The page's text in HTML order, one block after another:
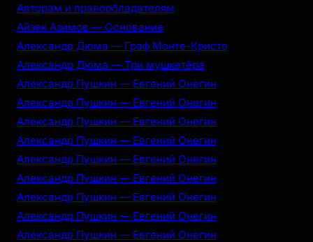
Авторам и правообладателям
Айзек Азимов — Основание
Александр Дюма — Граф Монте-Кристо
Александр Дюма — Три мушкетёра
Александр Пушкин — Евгений Онегин
Александр Пушкин — Евгений Онегин
Александр Пушкин — Евгений Онегин
Александр Пушкин — Евгений Онегин
Александр Пушкин — Евгений Онегин
Александр Пушкин — Евгений Онегин
Александр Пушкин — Евгений Онегин
Александр Пушкин — Евгений Онегин
Александр Пушкин — Евгений Онегин